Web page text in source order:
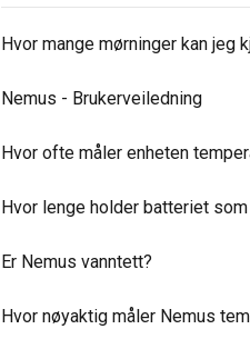
Hvor mange mørninger kan jeg
Nemus - Brukerveiledning
Hvor ofte måler enheten
Hvor lenge holder batteriet
Er Nemus vanntett?
Hvor nøyaktig måler Nemus